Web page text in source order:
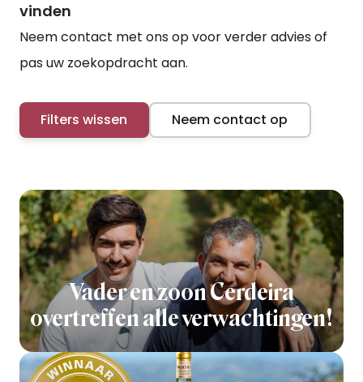
vinden
Neem contact met ons op voor verder advies of
pas uw zoekopdracht aan.
Filters wissen Neem contact op
Vader en zoon Cerdeira
overtreffen alle verwachtingen!